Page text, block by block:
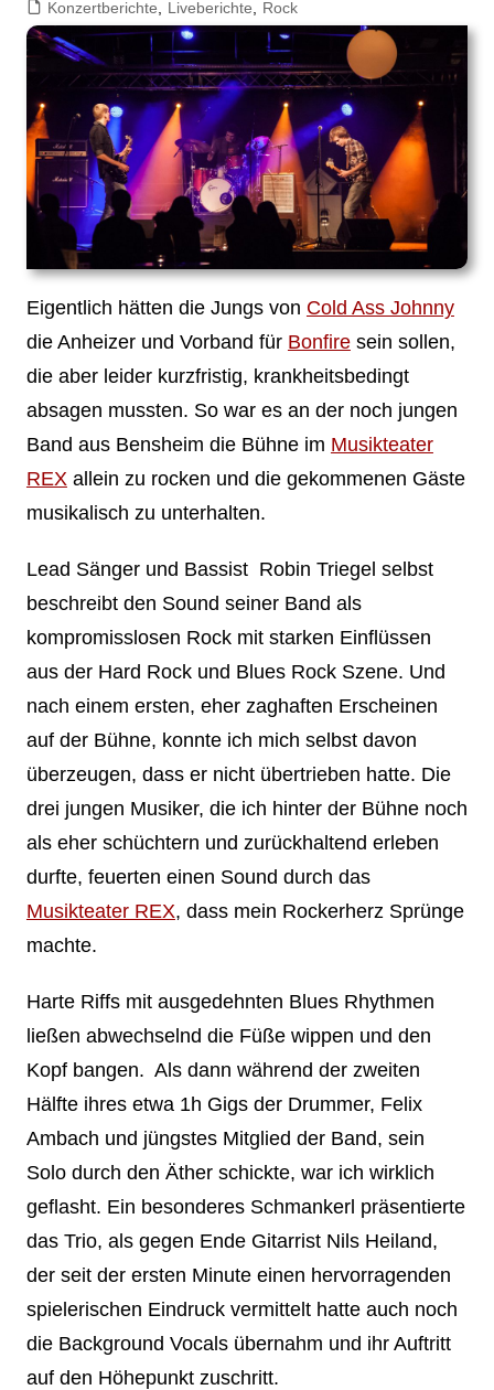
Konzertberichte
Liveberichte Rock
Eigentlich hätten die Jungs von Cold Ass Johnny
die Anheizer und Vorband für Bonfiresein sollen,
die aber leider kurzfristig, krankheitsbedingt
absagen mussten. So war es an der noch jungen
Band aus Bensheim die Bühne im Musikteater
REX allein zu rocken und die gekommenen Gäste
musikalisch zu unterhalten.
Lead Sänger und Bassist Robin Triegel selbst
beschreibt den Sound seiner Band als
kompromisslosen Rock mit starken Einflüssen
aus der Hard Rock und Blues Rock Szene. Und
nach einem ersten, eher zaghaften Erscheinen
auf der Bühne, konnte ich mich selbst davon
überzeugen, dass er nicht übertrieben hatte. Die
drei jungen Musiker, die ich hinter der Bühne noch
als eher schüchtern und zurückhaltend erleben
durfte, feuerten einen Sound durch das
Musikteater REX, dass mein Rockerherz Sprünge
machte.
Harte Riffs mit ausgedehnten Blues Rhythmen
ließen abwechselnd die Füße wippen und den
Kopf bangen. Als dann während der zweiten
Hälfte ihres etwa 1h Gigs der Drummer, Felix
Ambach und jüngstes Mitglied der Band, sein
Solo durch den Äther schickte, war ich wirklich
geflasht. Ein besonderes Schmankerl präsentierte
das Trio, als gegen Ende Gitarrist Nils Heiland,
der seit der ersten Minute einen hervorragenden
spielerischen Eindruck vermittelt hatte auch noch
die Background Vocals übernahm und ihr Auftritt
auf den Höhepunkt zuschritt.